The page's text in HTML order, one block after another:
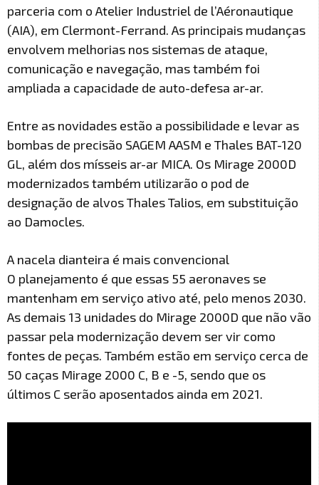
parceria com o Atelier Industriel de l’Aéronautique
(AIA), em Clermont-Ferrand. As principais mudanças
envolvem melhorias nos sistemas de ataque,
comunicação e navegação, mas também foi
ampliada a capacidade de auto-defesa ar-ar.
Entre as novidades estão a possibilidade e levar as
bombas de precisão SAGEM AASM e Thales BAT-120
GL, além dos mísseis ar-ar MICA. Os Mirage 2000D
modernizados também utilizarão o pod de
designação de alvos Thales Talios, em substituição
ao Damocles.
A nacela dianteira é mais convencional
O planejamento é que essas 55 aeronaves se
mantenham em serviço ativo até, pelo menos 2030.
As demais 13 unidades do Mirage 2000D que não vão
passar pela modernização devem ser vir como
fontes de peças. Também estão em serviço cerca de
50 caças Mirage 2000 C, B e -5, sendo que os
últimos C serão aposentados ainda em 2021.